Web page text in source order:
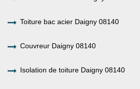
Toiture bac acier Daigny 08140
Couvreur Daigny 08140
Isolation de toiture Daigny 08140